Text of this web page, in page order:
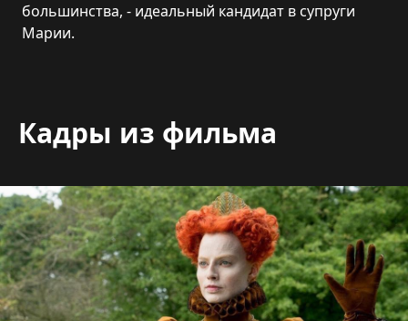
большинства, - идеальный кандидат в супруги
Марии.
Кадры из фильма